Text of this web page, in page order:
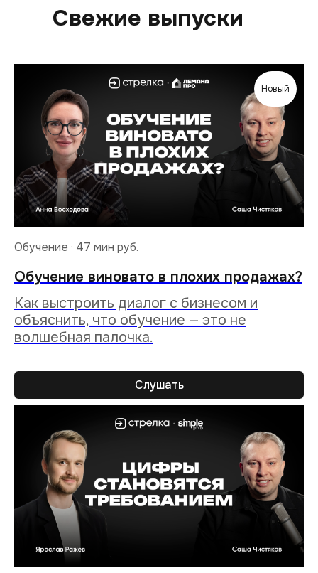
Свежие выпуски
Новый
Обучение · 47 мин руб.
Обучение виновато в плохих продажах?
Как выстроить диалог c бизнесом и
объяснить, что обучение — это не
волшебная палочка.
Слушать